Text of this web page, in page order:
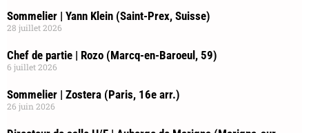
Sommelier | Yann Klein (Saint-Prex, Suisse)
28 juillet 2026
Chef de partie | Rozo (Marcq-en-Baroeul, 59)
6 juillet 2026
Sommelier | Zostera (Paris, 16e arr.)
26 juin 2026